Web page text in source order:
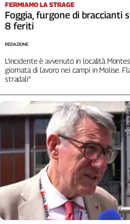
FERMIAMO LA STRAGE
Foggia, furgone di braccianti
8 feriti
L’incidente è avvenuto in località
giornata di lavoro nei campi in Molise.
stradali”
REDAZIONE